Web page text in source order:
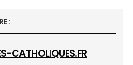
:
CATHOLIQUES.FR